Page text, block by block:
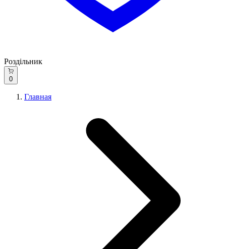
Роздільник
0
Главная